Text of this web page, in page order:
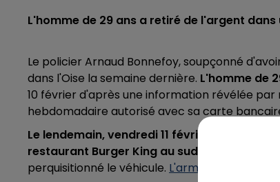
L'homme de 29 ans a retiré de l'argent
Le policier Arnaud Bonnefoy, soupçonné
dans l'Oise la semaine dernière. L'homme de
10 février d'après une information révélée par
hebdomadaire autorisé avec sa carte
Le lendemain, vendredi 11 février, la voiture
restaurant Burger King au sud d'Amiens
.
perquisitionné le véhicule. L'arme du policier